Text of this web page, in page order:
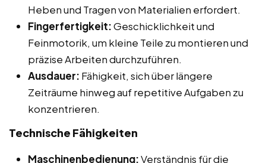
Heben und Tragen von Materialien erfordert.
Fingerfertigkeit:Geschicklichkeit und
Feinmotorik, um kleine Teile zu montieren und
präzise Arbeiten durchzuführen.
Ausdauer: Fähigkeit, sich über längere
Zeiträume hinweg auf repetitive Aufgaben zu
konzentrieren.
Technische Fähigkeiten
Maschinenbedienung:Verständnis für die